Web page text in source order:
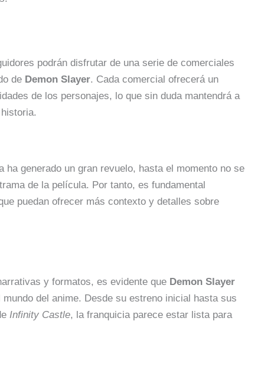
podrán disfrutar de una serie de comerciales
de Demon Slayer. Cada comercial ofrecerá un
de los personajes, lo que sin duda mantendrá a
generado un gran revuelo, hasta el momento no se
de la película. Por tanto, es fundamental
puedan ofrecer más contexto y detalles sobre
y formatos, es evidente que Demon Slayer
del anime. Desde su estreno inicial hasta sus
Infinity Castle, la franquicia parece estar lista para